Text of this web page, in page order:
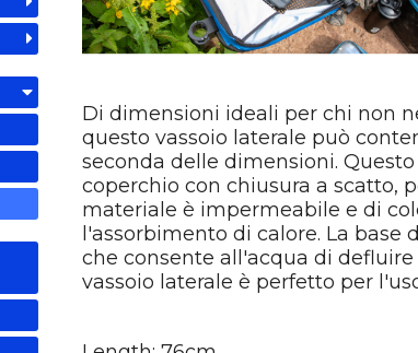
Di dimensioni ideali per chi non
questo vassoio laterale può
seconda delle dimensioni.
coperchio con chiusura a scatto,
materiale è impermeabile e di
l'assorbimento di calore. La base
che consente all'acqua di
vassoio laterale è perfetto per